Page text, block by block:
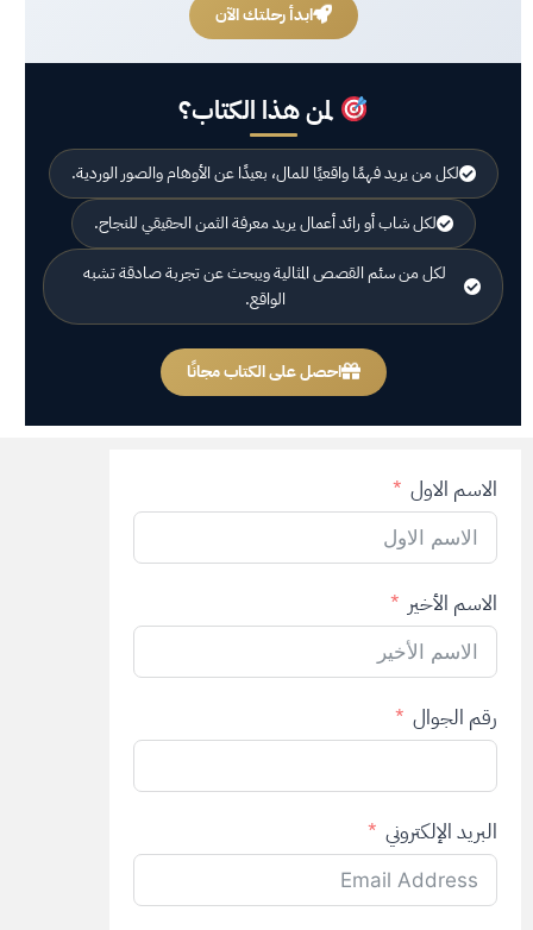
ابدأ رحلتك الآن
لمن هذا الكتاب؟
لكل من يريد فهمًا واقعيًا للمال، بعيدًا عن الأوهام والصور الوردية.
لكل شاب أو رائد أعمال يريد معرفة الثمن الحقيقي للنجاح.
لكل من سئم القصص المثالية ويبحث عن تجربة صادقة تشبه
الواقع.
احصل على الكتاب مجانًا
الاسم الاول
الاسم الأخير
رقم الجوال
البريد الإلكتروني